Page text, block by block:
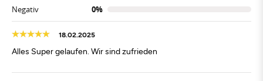
Negativ
0%
18.02.2025
Alles Super gelaufen. Wir sind zufrieden